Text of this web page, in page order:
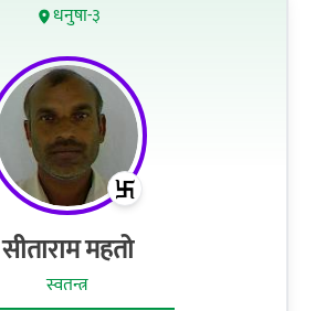
धनुषा-३
सीताराम महतो
स्वतन्त्र